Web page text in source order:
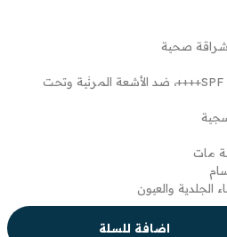
صحية
حماية واسعة الطيف SPF 50+، PA++++، ضد الأشعة المرئية وتحت
مات
الجلدية والعيون
اضافة للسلة